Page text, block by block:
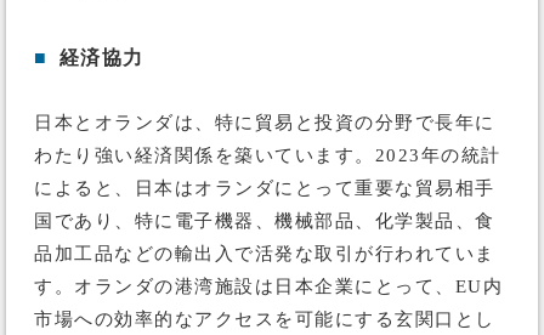
■ 経済協力
日本とオランダは、特に貿易と投資の分野で長年に
わたり強い経済関係を築いています。2023年の統計
によると、日本はオランダにとって重要な貿易相手
国であり、特に電子機器、機械部品、化学製品、食
品加工品などの輸出入で活発な取引が行われていま
す。オランダの港湾施設は日本企業にとって、EU内
市場への効率的なアクセスを可能にする玄関口とし